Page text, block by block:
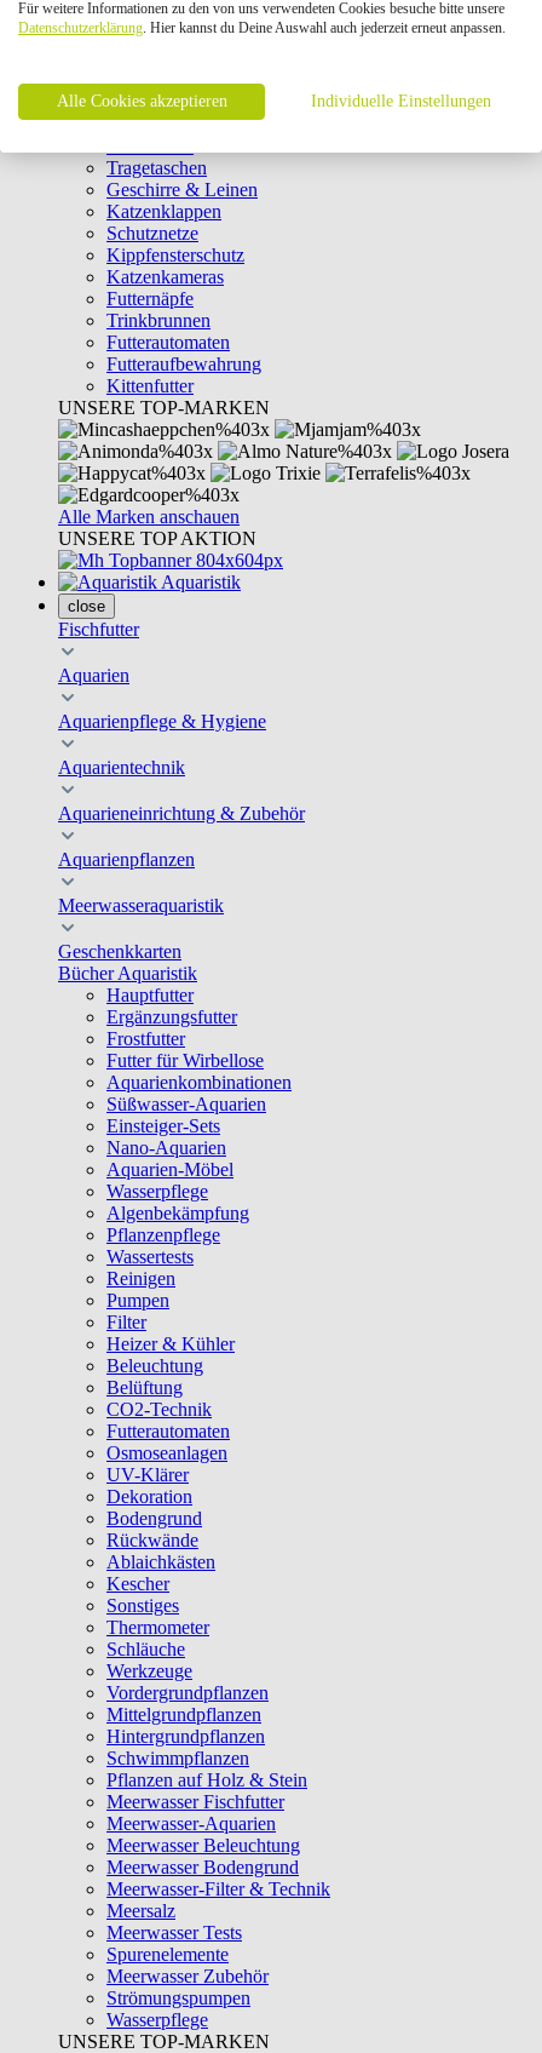
Intelligenzspielzeug
Laserpointer & Elektrospielzeug
Clicker & Target Sticks für Katzen
Weiteres Katzenspielzeug
Transportboxen
Tragetaschen
Geschirre & Leinen
Katzenklappen
Schutznetze
Kippfensterschutz
Katzenkameras
Futternäpfe
Trinkbrunnen
Futterautomaten
Futteraufbewahrung
Kittenfutter
UNSERE TOP-MARKEN
Alle Marken anschauen
UNSERE TOP AKTION
Aquaristik
close
Fischfutter
Aquarien
Aquarienpflege & Hygiene
Aquarientechnik
Aquarieneinrichtung & Zubehör
Aquarienpflanzen
Meerwasseraquaristik
Geschenkkarten
Bücher Aquaristik
Hauptfutter
Ergänzungsfutter
Frostfutter
Futter für Wirbellose
Aquarienkombinationen
Süßwasser-Aquarien
Einsteiger-Sets
Nano-Aquarien
Aquarien-Möbel
Wasserpflege
Algenbekämpfung
Pflanzenpflege
Wassertests
Reinigen
Pumpen
Filter
Heizer & Kühler
Beleuchtung
Belüftung
CO2-Technik
Futterautomaten
Osmoseanlagen
UV-Klärer
Dekoration
Bodengrund
Rückwände
Ablaichkästen
Kescher
Sonstiges
Thermometer
Schläuche
Werkzeuge
Vordergrundpflanzen
Mittelgrundpflanzen
Hintergrundpflanzen
Schwimmpflanzen
Pflanzen auf Holz & Stein
Meerwasser Fischfutter
Meerwasser-Aquarien
Meerwasser Beleuchtung
Meerwasser Bodengrund
Meerwasser-Filter & Technik
Meersalz
Meerwasser Tests
Spurenelemente
Meerwasser Zubehör
Strömungspumpen
Wasserpflege
UNSERE TOP-MARKEN
Für weitere Informationen zu den von uns verwendeten Cookies besuche bitte unsere
Datenschutzerklärung. Hier kannst du Deine Auswahl auch jederzeit erneut anpassen.
Alle Cookies akzeptieren Individuelle Einstellungen